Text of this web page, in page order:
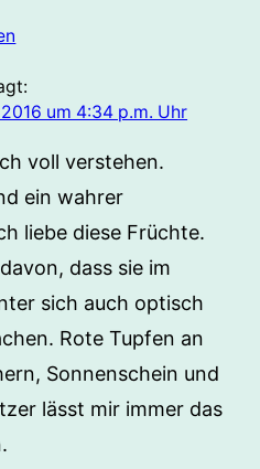
um 4:34 p.m. Uhr
voll verstehen.
ein wahrer
liebe diese Früchte.
dass sie im
sich auch optisch
Rote Tupfen an
Sonnenschein und
lässt mir immer das